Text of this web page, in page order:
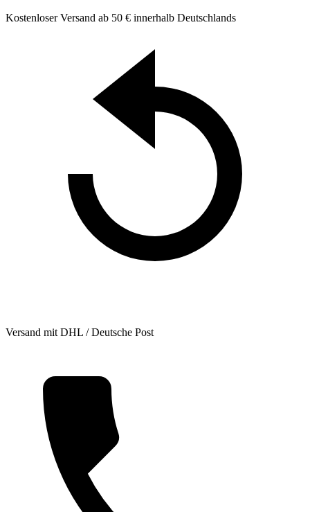
Kostenloser Versand ab 50 € innerhalb Deutschlands
Versand mit DHL / Deutsche Post